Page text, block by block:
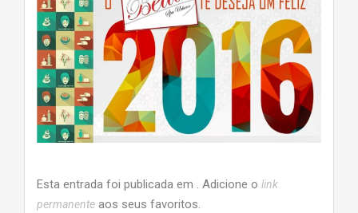
Esta entrada foi publicada em . Adicione o link
permanente aos seus favoritos.